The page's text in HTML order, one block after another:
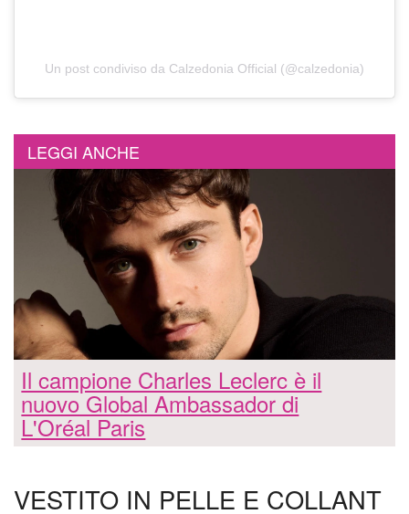
Un post condiviso da Calzedonia Official (@calzedonia)
LEGGI ANCHE
Il campione Charles Leclerc è il
nuovo Global Ambassador di
L'Oréal Paris
VESTITO IN PELLE E COLLANT